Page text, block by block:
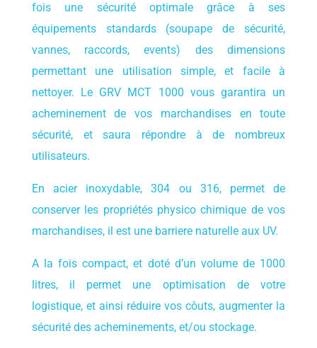
fois une sécurité optimale grâce à ses
équipements standards (soupape de sécurité,
vannes, raccords, events) des dimensions
permettant une utilisation simple, et facile à
nettoyer. Le GRV MCT 1000 vous garantira un
acheminement de vos marchandises en toute
sécurité, et saura répondre à de nombreux
utilisateurs.
En acier inoxydable, 304 ou 316, permet de
conserver les propriétés physico chimique de vos
marchandises, il est une barriere naturelle aux UV.
A la fois compact, et doté d’un volume de 1000
litres, il permet une optimisation de votre
logistique, et ainsi réduire vos côuts, augmenter la
sécurité des acheminements, et/ou stockage.